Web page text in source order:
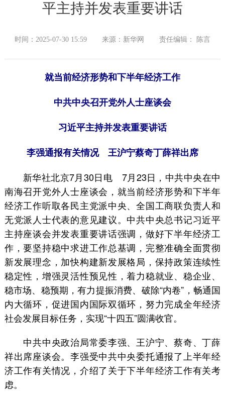
平主持并发表重要讲话
时间：2025-07-30 15:59 来源：新华网 责任编辑： 陈言
就当前经济形势和下半年经济工作
中共中央召开党外人士座谈会
习近平主持并发表重要讲话
李强通报有关情况 王沪宁蔡奇丁薛祥出席
新华社北京7月30日电 7月23日，中共中央在中
南海召开党外人士座谈会，就当前经济形势和下半年
经济工作听取各民主党派中央、全国工商联负责人和
无党派人士代表的意见建议。中共中央总书记习近平
主持座谈会并发表重要讲话强调，做好下半年经济工
作，要坚持稳中求进工作总基调，完整准确全面贯彻
新发展理念，加快构建新发展格局，保持政策连续性
稳定性，增强灵活性预见性，着力稳就业、稳企业、
稳市场、稳预期，有力提振消费、破除“内卷”，畅通国
内大循环，促进国内国际双循环，努力完成全年经济
社会发展目标任务，实现“十四五”圆满收官。
中共中央政治局常委李强、王沪宁、蔡奇、丁薛
祥出席座谈会。李强受中共中央委托通报了上半年经
济工作有关情况，介绍了关于下半年经济工作有关考
虑。